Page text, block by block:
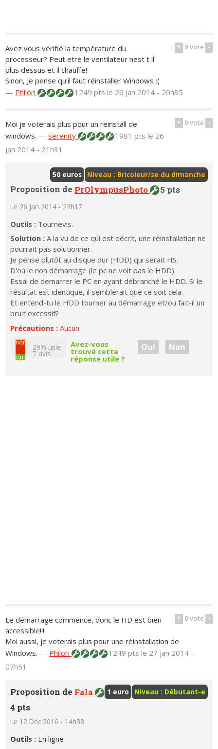
+ 0vote -
Avez vous vérifié la température du
processeur? Peut etre le ventilateur nest t il
plus dessus et il chauffe!
Sinon, Je pense qu'il faut réinstaller Windows :(
— Philori 1249 ptsle 26 jan 2014 - 20h35
+ 0vote -
Moi je voterais plus pour un reinstall de
windows. —serenity 1981 ptsle 26
jan 2014 - 21h31
Niveau : Bricoleur/se du dimanche
50 euros
Proposition de PrOlympusPhoto 5 pts
Le 26 Jan 2014 - 23h17
Outils : Tournevis.
Solution :A la vu de ce qui est décrit, une réinstallation ne
pourrait pas solutionner.
Je pense plutôt au disque dur (HDD) qui serait HS.
D'où le non démarrage (le pc ne voit pas le HDD).
Essai de demarrer le PC en ayant débranché le HDD. Si le
résultat est identique, il semblerait que ce soit cela.
Et entend-tu le HDD tourner au démarrage et/ou fait-il un
bruit excessif?
Précautions :Aucun
non
oui
29% utile
7 avis
Avez-vous
trouvé cette
réponse utile ?
Oui Non
+ 0vote -
Le démarrage commence, donc le HD est bien
accessible!!!
Moi aussi, je voterais plus pour une réinstallation de
Windows. — Philori 1249 ptsle 27 jan 2014 -
07h51
Niveau : Débutant-e
1 euro
Proposition de Fala
4 pts
Le 12 Déc 2016 - 14h38
Outils : En ligne